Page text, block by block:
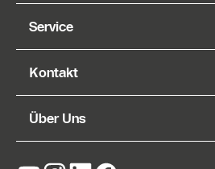
Service
Kontakt
Über Uns